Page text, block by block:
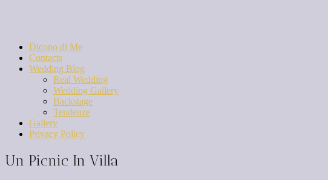
Dicono di Me
Contacts
Wedding Blog
Real Wedding
Wedding Gallery
Backstage
Tendenze
Gallery
Privacy Policy
Un Picnic In Villa